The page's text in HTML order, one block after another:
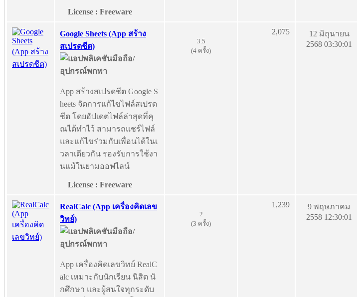
License : Freeware
Google Sheets (App สร้าง
สเปรดชีต)
App สร้างสเปรดชีต Google S
heets จัดการแก้ไขไฟล์สเปรด
ชีต โดยอัปเดตไฟล์ล่าสุดที่คุ
ณได้ทำไว้ สามารถแชร์ไฟล์
และแก้ไขร่วมกับเพื่อนได้ในเ
วลาเดียวกัน รองรับการใช้งา
นแม้ในยามออฟไลน์
License : Freeware
3.5
(4 ครั้ง)
2,075
12 มิถุนายน
2568 03:30:01
RealCalc (App เครื่องคิดเลข
วิทย์)
App เครื่องคิดเลขวิทย์ RealC
alc เหมาะกับนักเรียน นิสิต นั
กศึกษา และผู้สนใจทุกระดับ
2
(3 ครั้ง)
1,239
9 พฤษภาคม
2558 12:30:01